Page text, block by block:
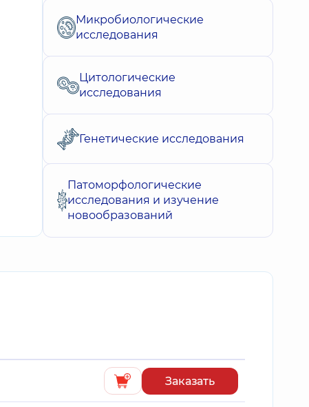
Микробиологические
исследования
Цитологические
исследования
Генетические исследования
Патоморфологические
исследования и изучение
новообразований
Заказать